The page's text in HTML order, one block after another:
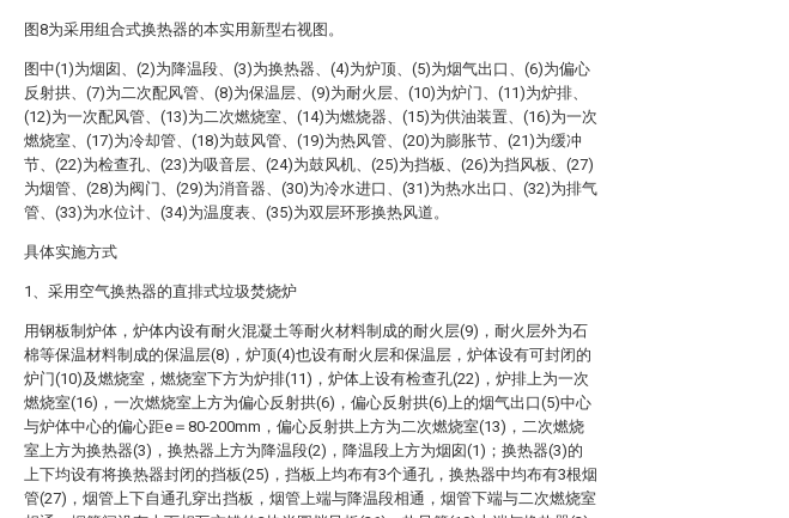
图8为采用组合式换热器的本实用新型右视图。
图中(1)为烟囱、(2)为降温段、(3)为换热器、(4)为炉顶、(5)为烟气出口、(6)为偏心
反射拱、(7)为二次配风管、(8)为保温层、(9)为耐火层、(10)为炉门、(11)为炉排、
(12)为一次配风管、(13)为二次燃烧室、(14)为燃烧器、(15)为供油装置、(16)为一次
燃烧室、(17)为冷却管、(18)为鼓风管、(19)为热风管、(20)为膨胀节、(21)为缓冲
节、(22)为检查孔、(23)为吸音层、(24)为鼓风机、(25)为挡板、(26)为挡风板、(27)
为烟管、(28)为阀门、(29)为消音器、(30)为冷水进口、(31)为热水出口、(32)为排气
管、(33)为水位计、(34)为温度表、(35)为双层环形换热风道。
具体实施方式
1、采用空气换热器的直排式垃圾焚烧炉
用钢板制炉体，炉体内设有耐火混凝土等耐火材料制成的耐火层(9)，耐火层外为石
棉等保温材料制成的保温层(8)，炉顶(4)也设有耐火层和保温层，炉体设有可封闭的
炉门(10)及燃烧室，燃烧室下方为炉排(11)，炉体上设有检查孔(22)，炉排上为一次
燃烧室(16)，一次燃烧室上方为偏心反射拱(6)，偏心反射拱(6)上的烟气出口(5)中心
与炉体中心的偏心距e＝80-200mm，偏心反射拱上方为二次燃烧室(13)，二次燃烧
室上方为换热器(3)，换热器上方为降温段(2)，降温段上方为烟囱(1)；换热器(3)的
上下均设有将换热器封闭的挡板(25)，挡板上均布有3个通孔，换热器中均布有3根烟
管(27)，烟管上下自通孔穿出挡板，烟管上端与降温段相通，烟管下端与二次燃烧室